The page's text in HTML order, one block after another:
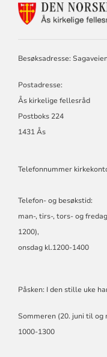
Besøksadresse:
Postadresse:
Ås kirkelige fellesråd
Postboks 224
1431 Ås
Telefonnummer
Telefon- og besøkstid:
man-, tirs-, tors- og
1200),
onsdag kl.1200-1400
Påsken: I den stille uke
Sommeren (20. juni til og
1000-1300